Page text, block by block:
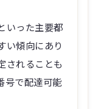
いった主要都
い傾向にあり
されることも
号で配達可能